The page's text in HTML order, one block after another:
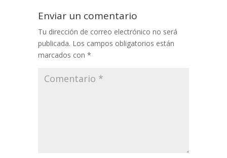
Enviar un comentario
Tu dirección de correo electrónico no será
publicada. Los campos obligatorios están
marcados con *